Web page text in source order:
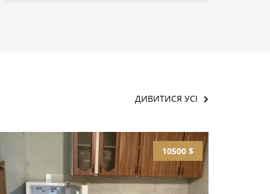
ДИВИТИСЯ УСІ
10500 $